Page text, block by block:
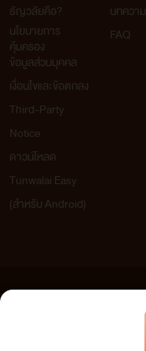
ธัญวลัยคือ?
นโยบายการ
คุ้มครอง
ข้อมูลส่วนบุคคล
เงื่อนไขและข้อตกลง
Third-Party
Notice
ดาวน์โหลด
Tunwalai Easy
(สำหรับ Android)
บทความ
FAQ
เว็บไซต์แห่งนี้ไม่ได้เห็นด้วยและไม่ขอรับ
วิจารณญาณในการกลั่นกรองด้วยตนเอง